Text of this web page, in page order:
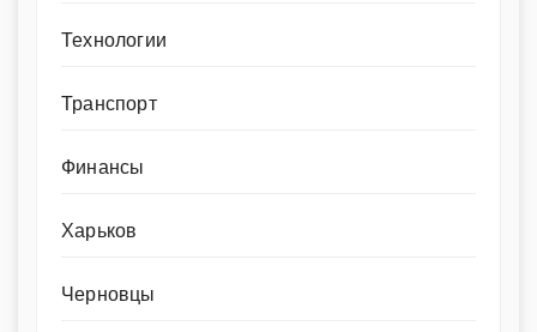
Технологии
Транспорт
Финансы
Харьков
Черновцы